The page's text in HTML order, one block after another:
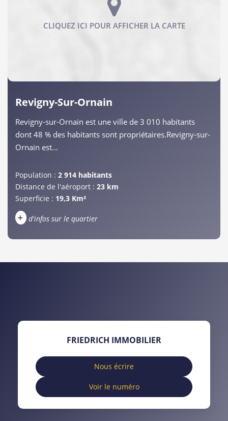
Revigny-Sur-Ornain
Revigny-sur-Ornain est une ville de 3 010 habitants
dont 48 % des habitants sont propriétaires.Revigny-sur-
Ornain est...
Population : 2 914 habitants
Distance de l'aéroport : 23 km
Superficie : 19,3 Km²
+ d'infos sur le quartier
VOITURE
DISTANCE DE L'AÉROPORT : SUPERFICIE :
RÉSULTATS DES LYCÉES ECOLES ET CRÈCHES
FRIEDRICH IMMOBILIER
Nous écrire
Voir le numéro